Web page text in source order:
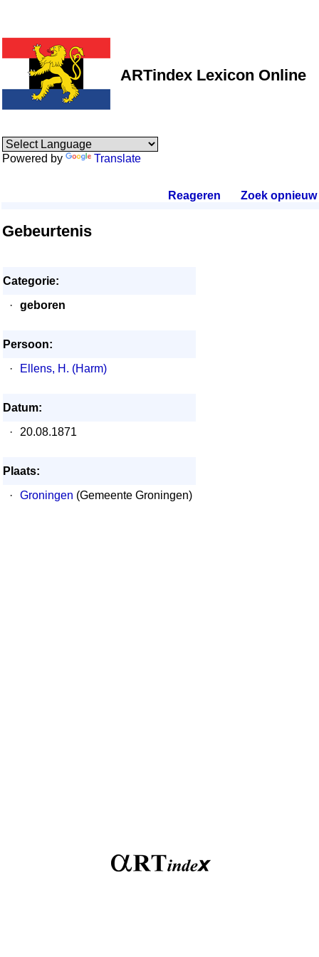
ARTindex Lexicon Online
Powered by Translate
Reageren Zoek opnieuw.
Gebeurtenis
Categorie:
·
geboren
Persoon:
·
Ellens, H. (Harm)
Datum:
·
20.08.1871
Plaats:
·
Groningen (Gemeente Groningen)